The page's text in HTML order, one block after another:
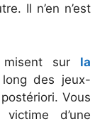
Il n’en n’est
misent sur la
des jeux-
Vous
d’une